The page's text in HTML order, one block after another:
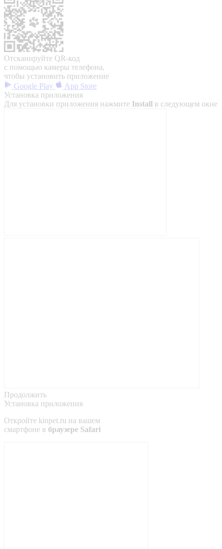
Отсканируйте QR-код
с помощью камеры телефона,
чтобы установить приложение
Google Play
App Store
Установка приложения
Для установки приложения нажмите Install в следующем окне
Продолжить
Установка приложения
Откройте kinpet.ru на вашем
смартфоне в браузере Safari